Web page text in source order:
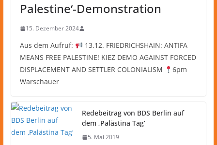
Palestine‘-Demonstration
15. Dezember 2024
Aus dem Aufruf:
13.12. FRIEDRICHSHAIN: ANTIFA
MEANS FREE PALESTINE! KIEZ DEMO AGAINST FORCED
DISPLACEMENT AND SETTLER COLONIALISM
6pm
Warschauer
Redebeitrag von BDS Berlin auf
dem ‚Palästina Tag‘
5. Mai 2019